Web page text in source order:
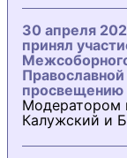
30 апреля
принял
просвещению
Модератором
Калужский и